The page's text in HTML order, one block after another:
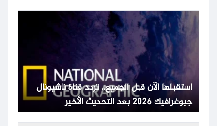
استقبلها الآن قبل الجميع.. تردد قناة ناشيونال
جيوغرافيك 2026 بعد التحديث الأخير